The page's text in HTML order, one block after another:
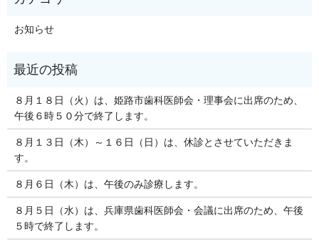
お知らせ
８月１８日（火）は、姫路市歯科医師会・理事会に出席のため、
午後６時５０分で終了します。
８月１３日（木）～１６日（日）は、休診とさせていただきま
す。
８月６日（木）は、午後のみ診療します。
８月５日（水）は、兵庫県歯科医師会・会議に出席のため、午後
５時で終了します。